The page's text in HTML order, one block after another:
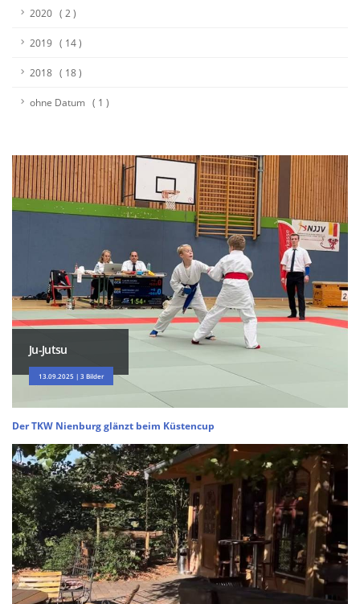
2020 ( 2 )
2019 ( 14 )
2018 ( 18 )
ohne Datum ( 1 )
Ju-Jutsu
13.09.2025 | 3 Bilder
Der TKW Nienburg glänzt beim Küstencup